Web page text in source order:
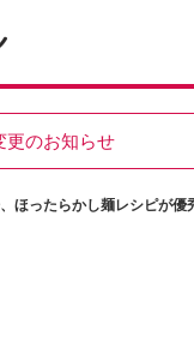
更のお知らせ
ほったらかし麺レシピが優